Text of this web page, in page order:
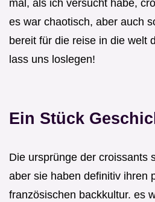
mal, als ich versucht habe,
es war chaotisch, aber auch
bereit für die reise in die welt
lass uns loslegen!
Ein Stück
Die ursprünge der croissants
aber sie haben definitiv ihren
französischen backkultur. es